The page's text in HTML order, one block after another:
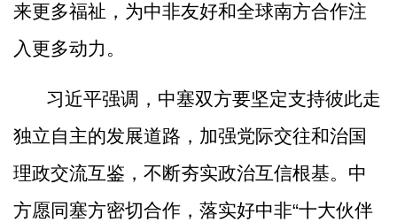
来更多福祉，为中非友好和全球南方合作注
入更多动力。
习近平强调，中塞双方要坚定支持彼此走
独立自主的发展道路，加强党际交往和治国
理政交流互鉴，不断夯实政治互信根基。中
方愿同塞方密切合作，落实好中非“十大伙伴